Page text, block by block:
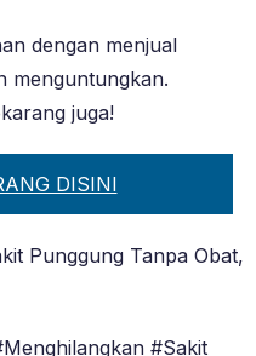
dengan menjual
menguntungkan.
juga!
DISINI
Punggung Tanpa Obat,
#Sakit